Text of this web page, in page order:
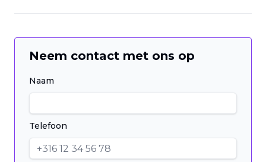
Neem contact met ons op
Naam
Telefoon